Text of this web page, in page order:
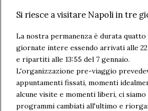
Si riesce a visitare Napoli in tre
La nostra permanenza è durata
giornate intere essendo arrivati alle
e ripartiti alle 13:55 del 7 gennaio.
L'organizzazione pre-viaggio
appuntamenti fissati, momenti
alcune visite e momenti liberi, ci
programmi cambiati all'ultimo e